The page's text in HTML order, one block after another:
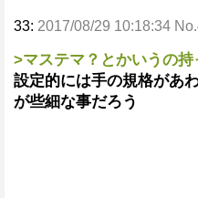
33: 2017/08/29 10:18:34
>マステマ？とかいうの
設定的には手の規格があ
が些細な事だろう